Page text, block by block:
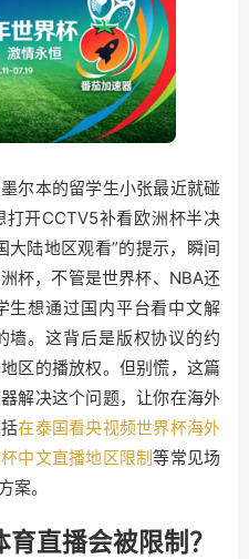
尔本的留学生小张最近就碰
开CCTV5补看欧洲杯半决
大陆地区观看”的提示，瞬间
杯，不管是世界杯、NBA还
生想通过国内平台看中文解
墙。这背后是版权协议的约
区的播放权。但别慌，这篇
解决这个问题，让你在海外
在泰国看央视频世界杯海外
中文直播地区限制等常见场
案。
直播会被限制？